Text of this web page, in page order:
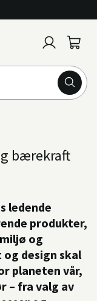
inn
bærekraft
ledende
produkter,
og
design skal
planeten vår,
– fra valg av